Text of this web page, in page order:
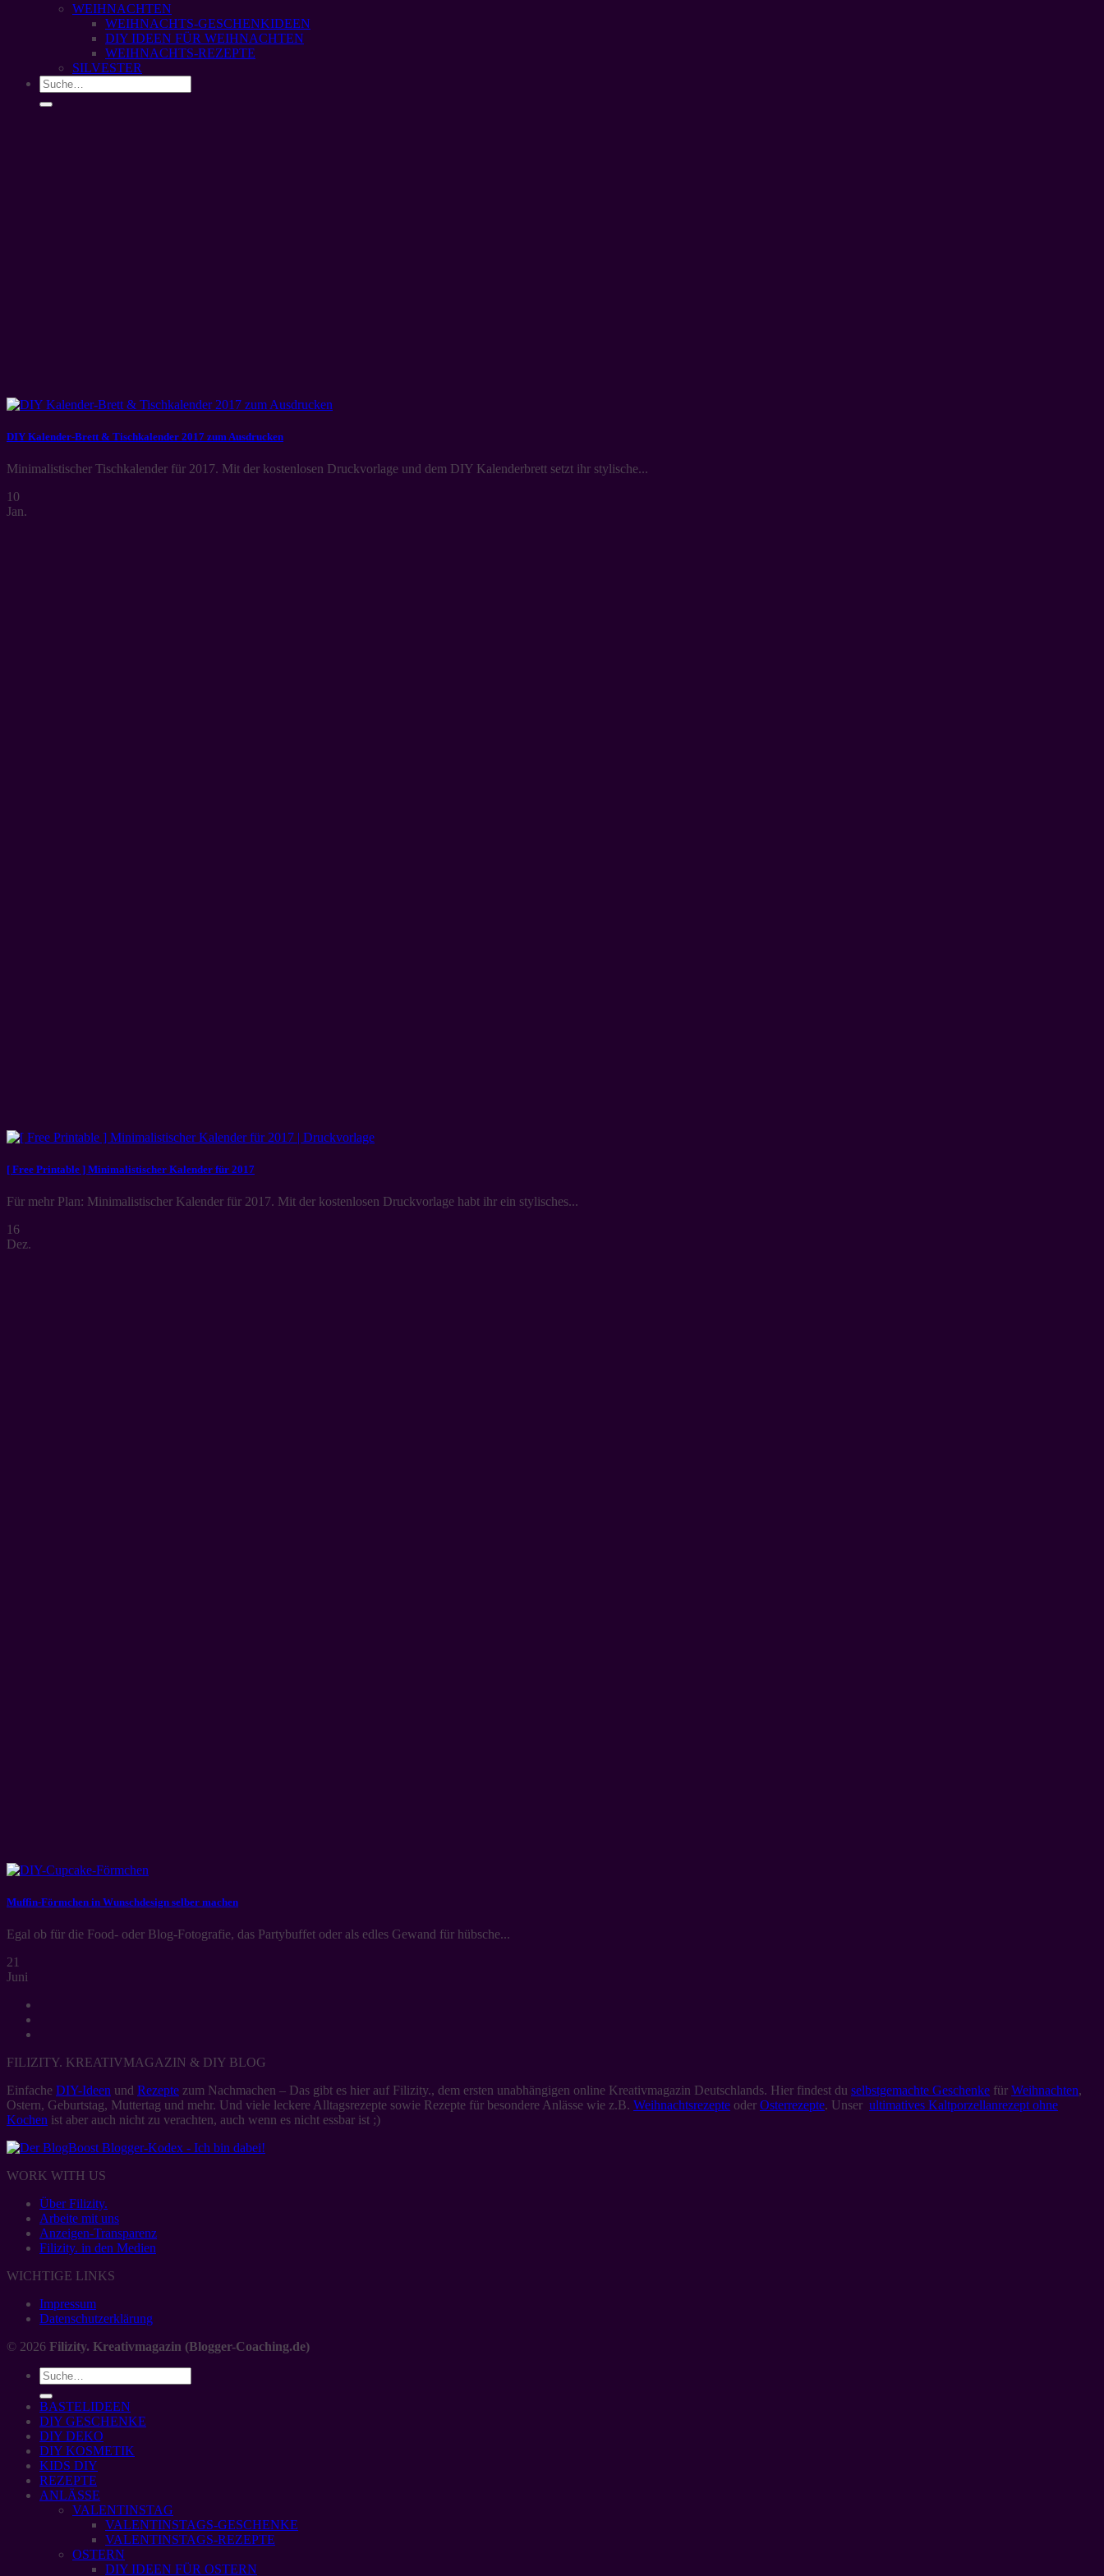
WEIHNACHTEN
WEIHNACHTS-GESCHENKIDEEN
DIY IDEEN FÜR WEIHNACHTEN
WEIHNACHTS-REZEPTE
SILVESTER
DIY Kalender-Brett & Tischkalender 2017 zum Ausdrucken
Minimalistischer Tischkalender für 2017. Mit der kostenlosen Druckvorlage und dem DIY Kalenderbrett setzt ihr stylische...
10
Jan.
[ Free Printable ] Minimalistischer Kalender für 2017
Für mehr Plan: Minimalistischer Kalender für 2017. Mit der kostenlosen Druckvorlage habt ihr ein stylisches...
16
Dez.
Muffin-Förmchen in Wunschdesign selber machen
Egal ob für die Food- oder Blog-Fotografie, das Partybuffet oder als edles Gewand für hübsche...
21
Juni
FILIZITY. KREATIVMAGAZIN & DIY BLOG
Einfache DIY-Ideen und Rezepte zum Nachmachen – Das gibt es hier auf Filizity., dem ersten unabhängigen online Kreativmagazin Deutschlands. Hier findest du selbstgemachte Geschenke für Weihnachten,
Ostern, Geburtstag, Muttertag und mehr. Und viele leckere Alltagsrezepte sowie Rezepte für besondere Anlässe wie z.B. Weihnachtsrezepte oder Osterrezepte. Unser ultimatives Kaltporzellanrezept ohne
Kochen ist aber auch nicht zu verachten, auch wenn es nicht essbar ist ;)
WORK WITH US
Über Filizity.
Arbeite mit uns
Anzeigen-Transparenz
Filizity. in den Medien
WICHTIGE LINKS
Impressum
Datenschutzerklärung
© 2026 Filizity. Kreativmagazin (Blogger-Coaching.de)
BASTELIDEEN
DIY GESCHENKE
DIY DEKO
DIY KOSMETIK
KIDS DIY
REZEPTE
ANLÄSSE
VALENTINSTAG
VALENTINSTAGS-GESCHENKE
VALENTINSTAGS-REZEPTE
OSTERN
DIY IDEEN FÜR OSTERN